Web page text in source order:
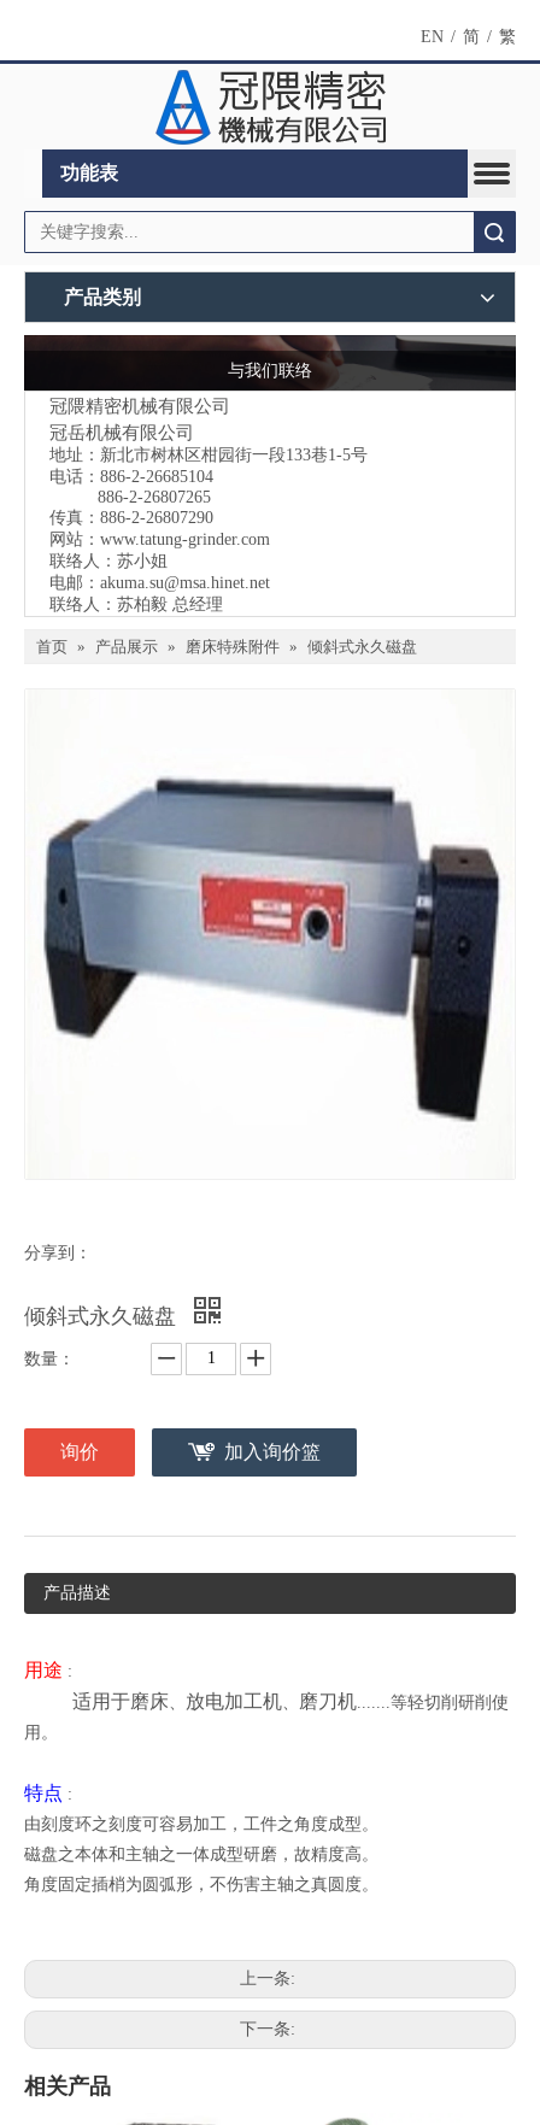
EN / 简 / 繁
功能表
产品类别
与我们联络
冠隈精密机械有限公司
冠岳机械有限公司
地址： 新北市树林区柑园街一段133巷1-5号
电话：886-2-26685104
886-2-26807265
传真：886-2-26807290
网站： www.tatung-grinder.com
联络人：苏小姐
电邮： akuma.su@msa.hinet.net
联络人：苏柏毅 总经理
首页 » 产品展示 » 磨床特殊附件 » 倾斜式永久磁盘
分享到：
倾斜式永久磁盘
数量：
询价 加入询价篮
产品描述
用途 :
适用于磨床 放电加工机 磨刀机
等轻切削研削使
用。
特点 :
由刻度环之刻度可容易加工，工件之角度成型 。
磁盘之本体和主轴之一体成型研磨，故精度高 。
角度固定插梢为圆弧形，不伤害主轴之真圆度。
上一条:
下一条:
相关产品